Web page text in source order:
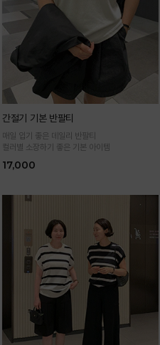
간절기 기본 반팔티
매일 입기 좋은 데일리 반팔티
컬러별 소장하기 좋은 기본 아이템
17,000